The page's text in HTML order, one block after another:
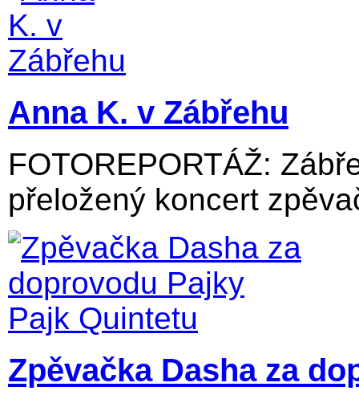
Anna K. v Zábřehu
FOTOREPORTÁŽ:
přeložený koncert
Zpěvačka Dasha za